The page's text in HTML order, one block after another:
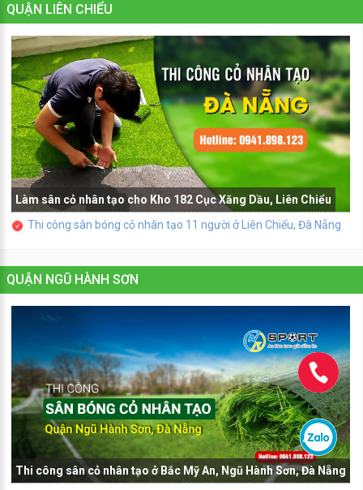
QUẬN LIÊN CHIỂU
Làm sân cỏ nhân tạo cho Kho 182 Cục Xăng Dầu, Liên Chiểu
Thi công sân bóng cỏ nhân tạo 11 người ở Liên Chiểu, Đà Nẵng
QUẬN NGŨ HÀNH SƠN
Thi công sân cỏ nhân tạo ở Bắc Mỹ An, Ngũ Hành Sơn, Đà Nẵng